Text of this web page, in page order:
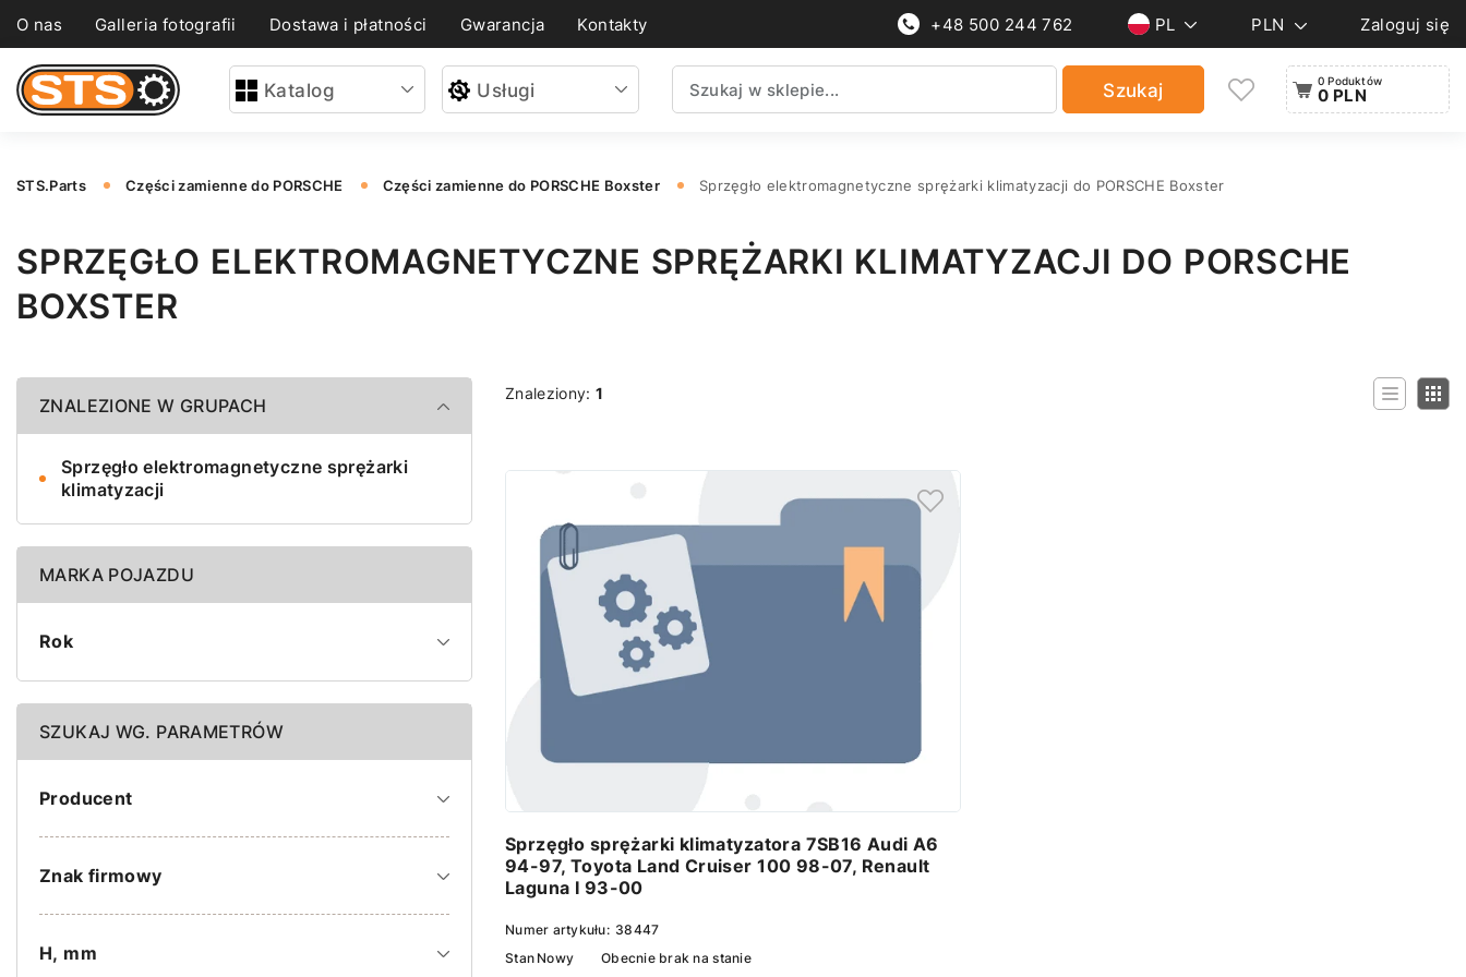
O nas Galleria fotografii Dostawa i płatności Gwarancja Kontakty +48 500 244 762 PL PLN Zaloguj się
Katalog Usługi Szukaj 0 Poduktów
0 PLN
STS.Parts Części zamienne do PORSCHE Części zamienne do PORSCHE Boxster Sprzęgło elektromagnetyczne sprężarki klimatyzacji do PORSCHE Boxster
SPRZĘGŁO ELEKTROMAGNETYCZNE SPRĘŻARKI KLIMATYZACJI DO PORSCHE
BOXSTER
ZNALEZIONE W GRUPACH
Sprzęgło elektromagnetyczne sprężarki
klimatyzacji
MARKA POJAZDU
Rok
SZUKAJ WG. PARAMETRÓW
Producent
Znak firmowy
H, mm
Znaleziony:1
Sprzęgło sprężarki klimatyzatora 7SB16 Audi A6
94-97, Toyota Land Cruiser 100 98-07, Renault
Laguna I 93-00
Numer artykułu: 38447
Stan Nowy Obecnie brak na stanie